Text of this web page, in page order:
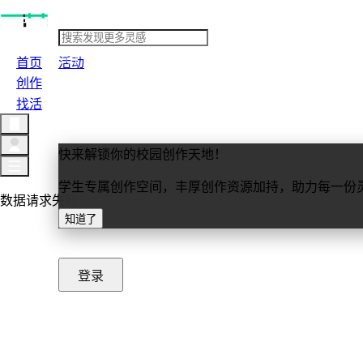
快来解锁你的校园创作天地！
学生专属创作空间，丰厚创作资源加持，助力每一份
知道了
登录
首页
活动
创作
找活
数据请求失败